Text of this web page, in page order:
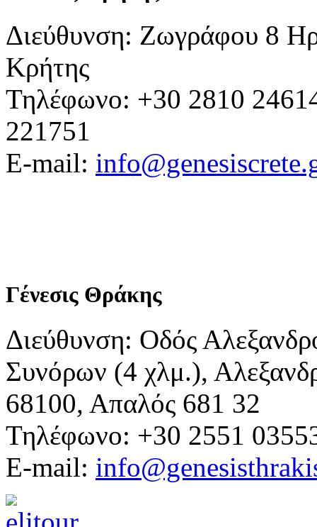
Διεύθυνση: Ζωγράφου 8
Κρήτης
Τηλέφωνο: +30 2810
221751
E-mail:
Γένεσις Θράκης
Διεύθυνση: Οδός
Συνόρων (4 χλμ.),
68100, Απαλός 681 32
Τηλέφωνο: +30 2551
E-mail: